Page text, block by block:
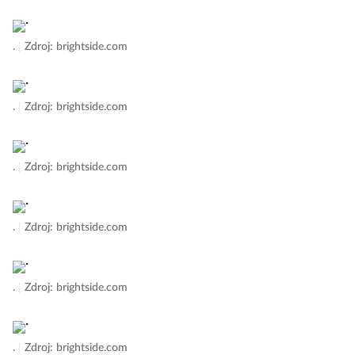
. Zdroj: brightside.com
. Zdroj: brightside.com
. Zdroj: brightside.com
. Zdroj: brightside.com
. Zdroj: brightside.com
. Zdroj: brightside.com